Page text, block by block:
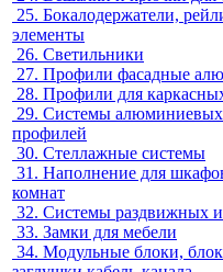
25. Бокалодержатели,
элементы
26. Светильники
27. Профили фасадные
28. Профили для
29. Системы алюминиевых
профилей
30. Стеллажные системы
31. Наполнение для
комнат
32. Системы раздвижных
33. Замки для мебели
34. Модульные блоки,